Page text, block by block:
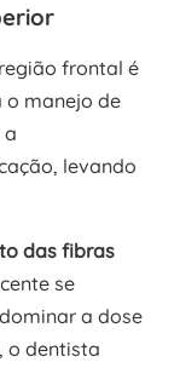
frontal é
o manejo de
a
levando
das fibras
se
a dose
o dentista